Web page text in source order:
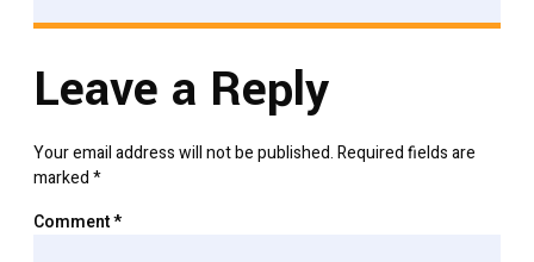
Leave a Reply
Your email address will not be published.Required fields are
marked*
Comment*